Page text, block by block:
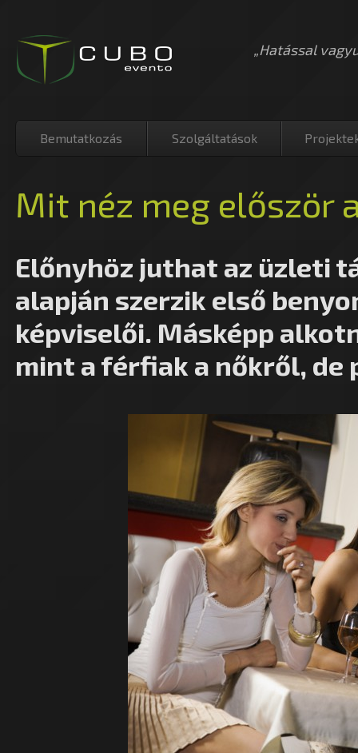
„Hatással
Bemutatkozás Szolgáltatások
Mit néz meg először
Előnyhöz juthat az üzleti
alapján szerzik első
képviselői. Másképp
mint a férfiak a nőkről, de